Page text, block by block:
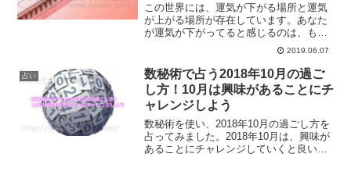
この世界には、運気が下がる場所と運気
が上がる場所が存在しています。あなた
が運気が下がってると感じるのは、もし
かしたら場所のせいかもしれません。運
気が下がる場所と運気が上がる場所につ
いて、また運気の低下を断ち切る方法を
ご紹介します。
2019.06.07
占い
数秘術で占う2018年10月の過ご
し方！10月は興味があることにチ
ャレンジしよう
数秘術を使い、2018年10月の過ごし方を
占ってみました。2018年10月は、興味が
あることにチャレンジしていくと良い時